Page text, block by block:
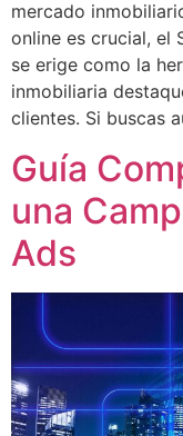
mercado
online es crucial, el
se erige como la
inmobiliaria
clientes. Si buscas
Guía
una
Ads